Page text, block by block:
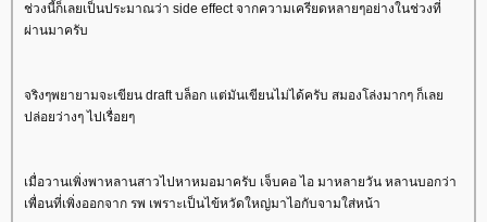
ช่วงนี้ก็เลยเป็นประมาณว่า side effect จากความเครียดหลายๆอย่างในช่วงที่
ผ่านมาครับ
จริงๆพยายามจะเขียน draft บล็อก แต่มันเขียนไม่ได้ครับ สมองโล่งมากๆ ก็เล
ปล่อยว่างๆ ไปเรื่อยๆ
เมื่อวานเพิ่งพาหลานสาวไปหาหมอมาครับ เจ็บคอ ไอ มาหลายวัน หลานบอกว่า
เพื่อนที่เพิ่งออกจาก รพ เพราะเป็นไข้หวัดใหญ่มาไอกับจามใส่หน้า